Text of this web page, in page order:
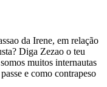
da Irene, em relação
Diga Zezao o teu
muitos internautas
e como contrapeso